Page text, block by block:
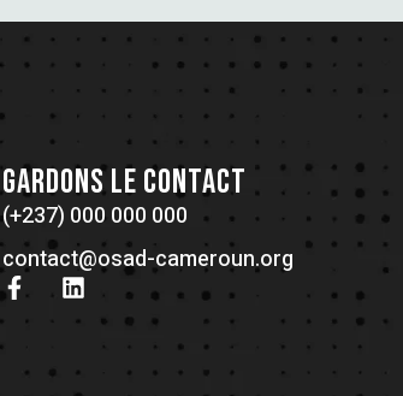
GARDONS LE CONTACT
(+237) 000 000 000
contact@osad-cameroun.org